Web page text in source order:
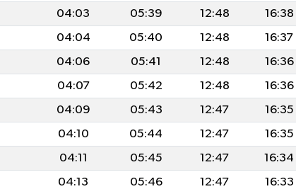
04:03 05:39 12:48 16:38
04:04 05:40 12:48 16:37
04:06 05:41 12:48 16:36
04:07 05:42 12:48 16:36
04:09 05:43 12:47 16:35
04:10 05:44 12:47 16:35
04:11 05:45 12:47 16:34
04:13 05:46 12:47 16:33